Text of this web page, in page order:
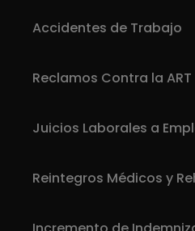
Accidentes de Trabajo
Reclamos Contra la ART
Juicios Laborales a
Reintegros Médicos y